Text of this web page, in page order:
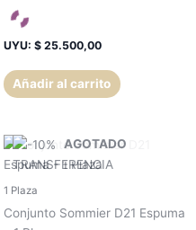
UYU: $ 25.500,00
Añadir al carrito
AGOTADO
1 Plaza
Conjunto Sommier D21 Espuma